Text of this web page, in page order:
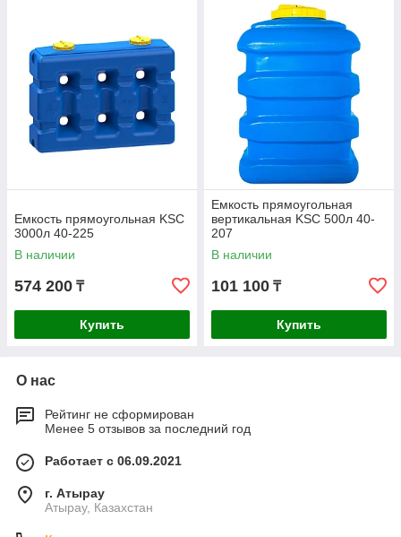
Емкость прямоугольная KSC
3000л 40-225
В наличии
574 200 ₸
Купить
Емкость прямоугольная
вертикальная KSC 500л 40-
207
В наличии
101 100 ₸
Купить
О нас
Рейтинг не сформирован
Менее 5 отзывов за последний год
Работает с 06.09.2021
г. Атырау
Атырау, Казахстан